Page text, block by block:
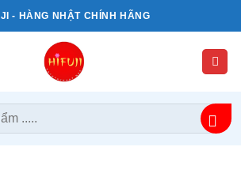
- HÀNG NHẬT CHÍNH HÃNG